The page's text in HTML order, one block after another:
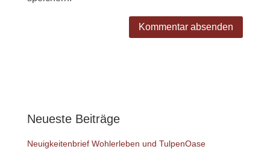
Neueste Beiträge
Neuigkeitenbrief Wohlerleben und TulpenOase